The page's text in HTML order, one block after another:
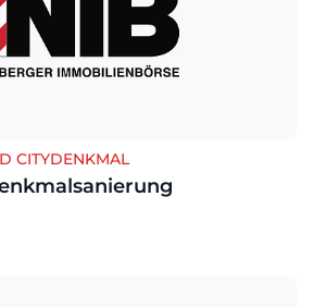
CITYDENKMAL